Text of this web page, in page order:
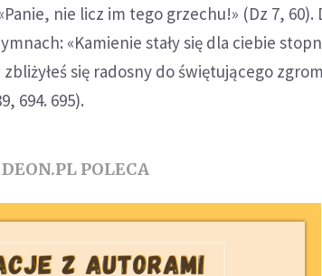
nie licz im tego grzechu!» (Dz 7, 60).
«Kamienie stały się dla ciebie
się radosny do świętującego
694. 695).
DEON.PL POLECA